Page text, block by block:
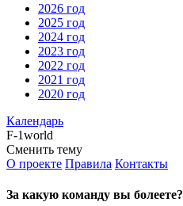
2026 год
2025 год
2024 год
2023 год
2022 год
2021 год
2020 год
Календарь
F-1world
Сменить тему
О проекте Правила Контакты
За какую команду вы болеете?